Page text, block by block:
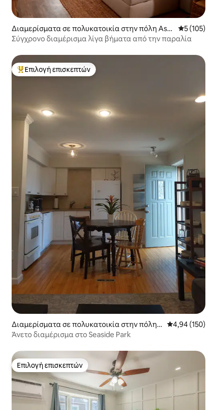
Διαμερίσματα σε πολυκατοικία στην πόλη Asb
ury Park
Μέση
5 (105)
Σύγχρονο διαμέρισμα λίγα βήματα από την παραλία
Κορυφαία επιλογή επισκεπτών
Επιλογή επισκεπτών
Διαμερίσματα σε πολυκατοικία στην πόλη S
easide Park
Μέση
4,94 (150)
Άνετο διαμέρισμα στο Seaside Park
Επιλογή επισκεπτών
Επιλογή επισκεπτών